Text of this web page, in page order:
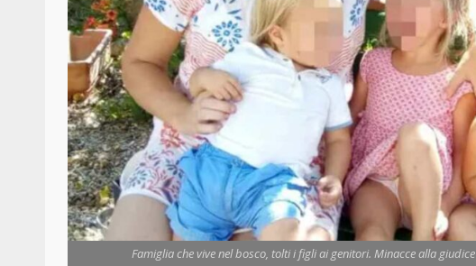
Famiglia che vive nel bosco, tolti i figli ai genitori. Minacce alla